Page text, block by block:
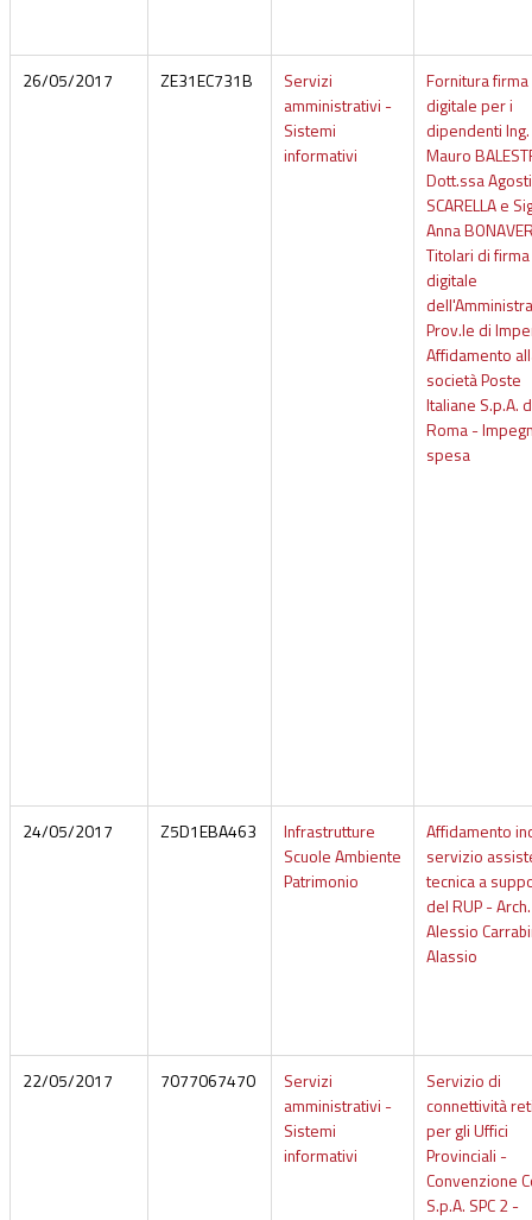
26/05/2017 ZE31EC731B
Servizi
amministrativi -
Sistemi
informativi
Fornitura firma
digitale per i
dipendenti Ing.
Mauro
Dott.ssa
SCARELLA e
Anna
Titolari di firma
digitale
Prov.le di
Affidamento
società Poste
Italiane S.p.A.
Roma -
spesa
24/05/2017 Z5D1EBA463
Infrastrutture
Scuole Ambiente
Patrimonio
Affidamento
servizio
tecnica a
del RUP - Arch.
Alessio
Alassio
22/05/2017 7077067470
Servizi
amministrativi -
Sistemi
informativi
Servizio di
connettività
per gli Uffici
Provinciali -
Convenzione
S.p.A. SPC 2 -